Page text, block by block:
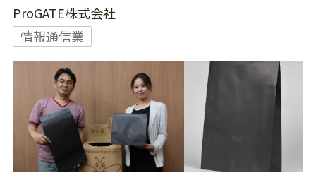
ProGATE株式会社
情報通信業